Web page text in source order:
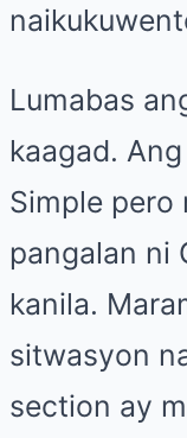
Lumabas
kaagad.
Simple pero
pangalan ni
kanila.
sitwasyon
section ay